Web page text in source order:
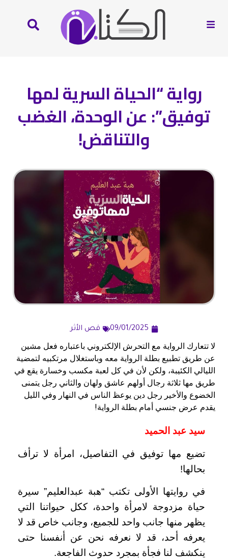
رواية “الحياة السرية لمها
توفيق”: عن الوحدة، الغضب
والتناقض!
09/01/2025 قص الأثر
لا تتعارك الرواية مع التحرش الإلكتروني باعتباره فعل مشين
عن طريق تطبيع بطلة الرواية معه وباستغلال مرتكبيه لتمضية
الليالي الكئيبة، ولكن لأن في كل لعبة مكسب وخسارة يقع في
طريق مها ثلاثة رجال أولهم عاشق ولهان والثاني رجل يتمنى
الخضوع والأخير رجل دين يوعظ الناس في النهار وفي الليل
يقدم عرض جنسي أمام بطلة الرواية!
سيد عبد الحميد
تضيع مها توفيق في التفاصيل، امرأة لا ترأف
بحالها!
في روايتها الأولى تكتب “هبة عبدالعليم” سيرة
حياة مزدوجة لامرأة واحدة، ككل حيواتنا التي
يظهر منها جانب واحد للجميع، وجانب خاص قد لا
يعرفه أحد، قد لا نعرفه نحن عن أنفسنا حتى
ينكشف لنا فجأة بمجرد حدوث الفاجعة.